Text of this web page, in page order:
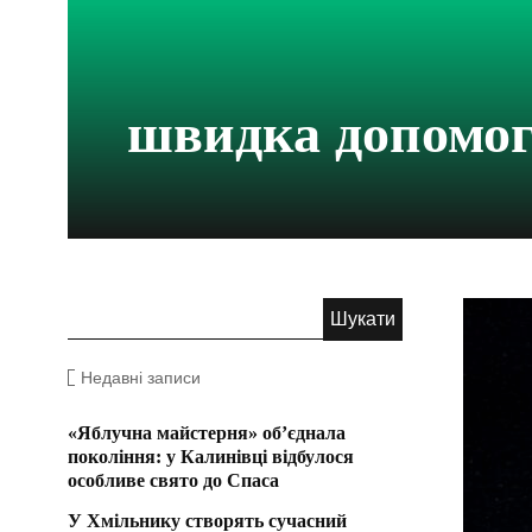
швидка
Недавні записи
«Яблучна майстерня» об’єднала
покоління: у Калинівці відбулося
особливе свято до Спаса
У Хмільнику створять сучасний